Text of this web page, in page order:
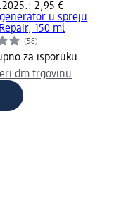
2,95 €
u spreju
150 ml
(58)
za isporuku
dm trgovinu